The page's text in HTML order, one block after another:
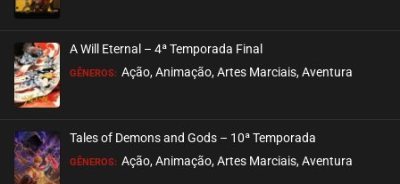
EPISÓDIO 18
setembro 28, 2020
EPISÓDIO 17
setembro 28, 2020
A Will Eternal – 4ª Temporada Final
GÊNEROS: Ação, Animação, Artes Marciais, Aventura
Tales of Demons and Gods – 10ª Temporada
GÊNEROS: Ação, Animação, Artes Marciais, Aventura